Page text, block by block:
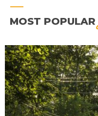
MOST POPULAR